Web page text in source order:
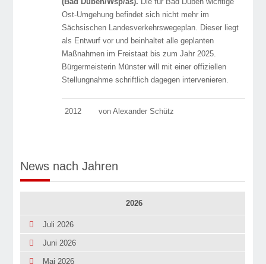
Ost-Umgehung befindet sich nicht mehr im
Sächsischen Landesverkehrswegeplan. Dieser liegt
als Entwurf vor und beinhaltet alle geplanten
Maßnahmen im Freistaat bis zum Jahr 2025.
Bürgermeisterin Münster will mit einer offiziellen
Stellungnahme schriftlich dagegen intervenieren.
2012 von Alexander Schütz
News nach Jahren
2026
Juli 2026
Juni 2026
Mai 2026